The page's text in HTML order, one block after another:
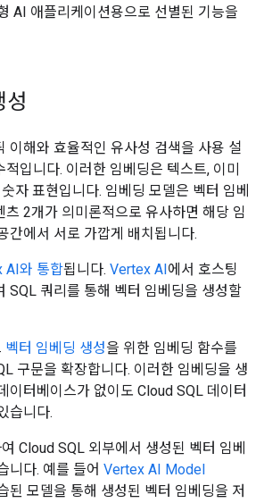
AI 애플리케이션용으로 선별된 기능을
성
이해와 효율적인 유사성 검색을 사용 설
입니다. 이러한 임베딩은 텍스트, 이미
자 표현입니다. 임베딩 모델은 벡터 임베
츠 2개가 의미론적으로 유사하면 해당 임
간에서 서로 가깝게 배치됩니다.
AI와 통합됩니다. Vertex AI에서 호스팅
SQL 쿼리를 통해 벡터 임베딩을 생성할
벡터 임베딩 생성을 위한 임베딩 함수를
구문을 확장합니다. 이러한 임베딩을 생
이터베이스가 없이도 Cloud SQL 데이터
습니다.
Cloud SQL 외부에서 생성된 벡터 임베
니다. 예를 들어 Vertex AI Model
된 모델을 통해 생성된 벡터 임베딩을 저